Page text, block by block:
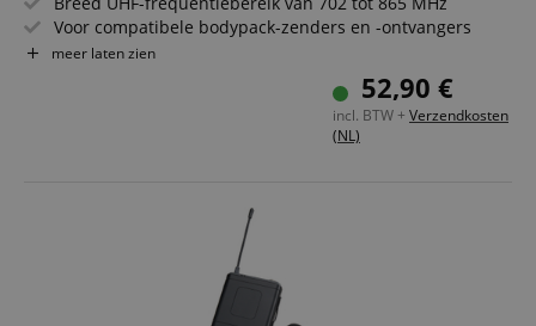
Voor compatibele bodypack-zenders en -ontvangers
Blauwe dop voor snelle frequentieherkenning
Betrouwbare vervanging voor beschadigde draadloze
Originele Shure-accessoires voor professionele
meer laten zien
52,90 €
incl. BTW + Verzendkosten
(NL)